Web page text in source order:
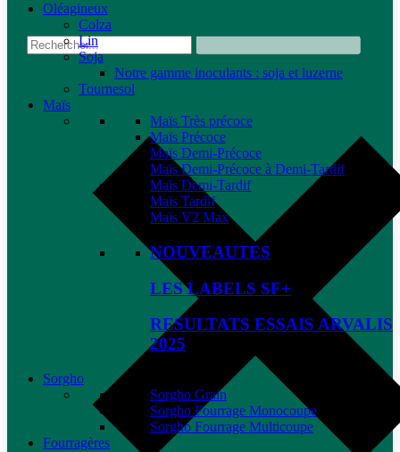
Oléagineux
Colza
Lin
Soja
Notre gamme inoculants : soja et luzerne
Tournesol
Maïs
Maïs Très précoce
Maïs Précoce
Maïs Demi-Précoce
Maïs Demi-Précoce à Demi-Tardif
Maïs Demi-Tardif
Maïs Tardif
Maïs V2 Max
NOUVEAUTES
LES LABELS SF+
RESULTATS ESSAIS ARVALIS
2025
Sorgho
Sorgho Grain
Sorgho Fourrage Monocoupe
Sorgho Fourrage Multicoupe
Fourragères